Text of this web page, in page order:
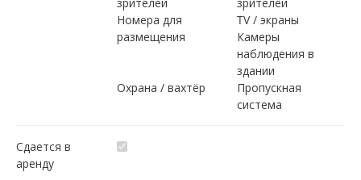
Номера для
размещения
TV / экраны
Камеры
наблюдения в
здании
Охрана / вахтёр
Пропускная
система
Сдается в
аренду